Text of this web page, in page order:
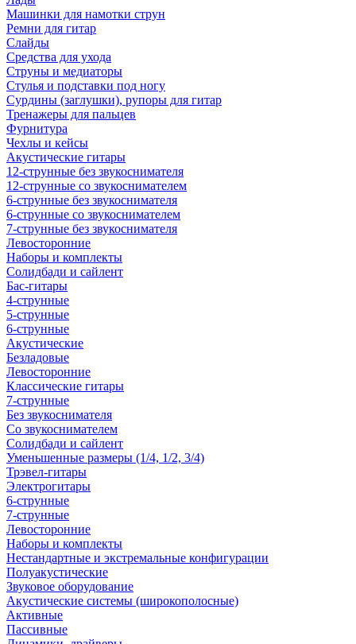
Машинки для намотки струн
Ремни для гитар
Слайды
Средства для ухода
Струны и медиаторы
Стулья и подставки под ногу
Сурдины (заглушки), рупоры для гитар
Тренажеры для пальцев
Фурнитура
Чехлы и кейсы
Акустические гитары
12-струнные без звукоснимателя
12-струнные со звукоснимателем
6-струнные без звукоснимателя
6-струнные со звукоснимателем
7-струнные без звукоснимателя
Левосторонние
Наборы и комплекты
Солидбади и сайлент
Бас-гитары
4-струнные
5-струнные
6-струнные
Акустические
Безладовые
Левосторонние
Классические гитары
7-струнные
Без звукоснимателя
Со звукоснимателем
Солидбади и сайлент
Уменьшенные размеры (1/4, 1/2, 3/4)
Трэвел-гитары
Электрогитары
6-струнные
7-струнные
Левосторонние
Наборы и комплекты
Нестандартные и экстремальные конфигурации
Полуакустические
Звуковое оборудование
Акустические системы (широкополосные)
Активные
Пассивные